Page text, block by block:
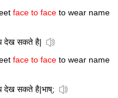
face to face to wear name
देख सकते है|
face to face to wear name
देख सकते है|भाष्;